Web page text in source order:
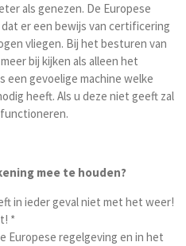
als genezen. De Europese
er een bewijs van certificering
vliegen. Bij het besturen van
bij kijken als alleen het
een gevoelige machine welke
heeft. Als u deze niet geeft zal
mee te houden?
in ieder geval niet met het weer!
*
Europese regelgeving en in het